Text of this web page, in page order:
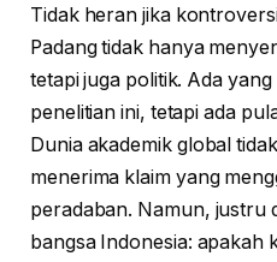
Tidak heran jika
Padang tidak hanya
tetapi juga politik. Ada
penelitian ini, tetapi ada
Dunia akademik global
menerima klaim yang
peradaban. Namun, justru
bangsa Indonesia: apakah